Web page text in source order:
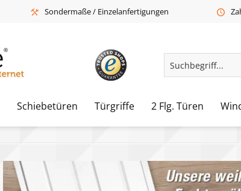
Sondermaße / Einzelanfertigungen
Schiebetüren Türgriffe 2 Flg. Türen